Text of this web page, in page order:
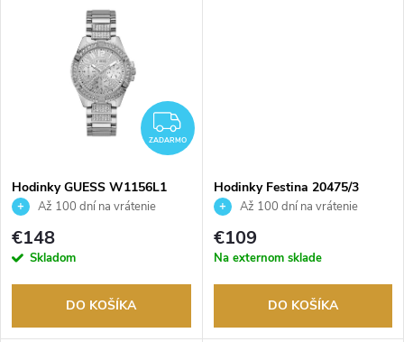
o
v
o
v
ZADARMO
ZADARMO
Hodinky GUESS W1156L1
Až 100 dní na vrátenie
€148
Skladom
DO KOŠÍKA
Hodinky Festina 20475/3
Až 100 dní na vrátenie
€109
Na externom sklade
DO KOŠÍKA